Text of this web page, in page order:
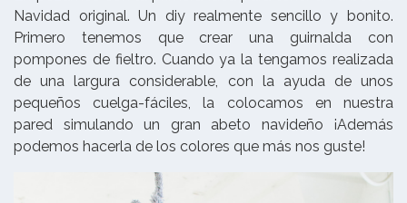
Navidad original. Un diy realmente sencillo y bonito.
Primero tenemos que crear una guirnalda con
pompones de fieltro. Cuando ya la tengamos realizada
de una largura considerable, con la ayuda de unos
pequeños cuelga-fáciles, la colocamos en nuestra
pared simulando un gran abeto navideño ¡Además
podemos hacerla de los colores que más nos guste!